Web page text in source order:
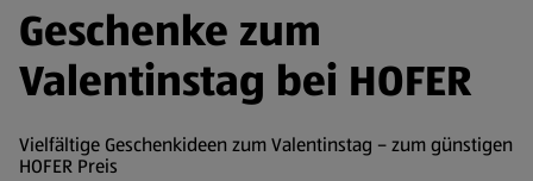
Geschenke zum
Valentinstag bei HOFER
Vielfältige Geschenkideen zum Valentinstag – zum günstigen
HOFER Preis